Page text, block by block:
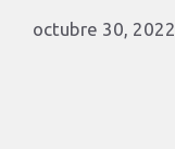
octubre 30, 2022